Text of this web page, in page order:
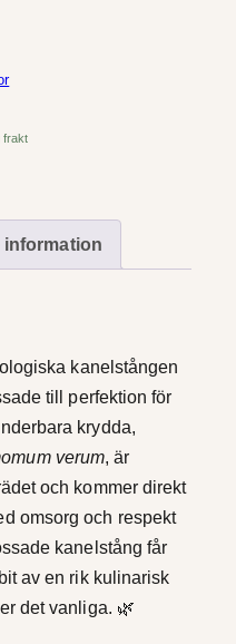
frakt
information
kanelstången
till perfektion för
krydda,
verum, är
och kommer direkt
omsorg och respekt
kanelstång får
av en rik kulinarisk
det vanliga. 🌿